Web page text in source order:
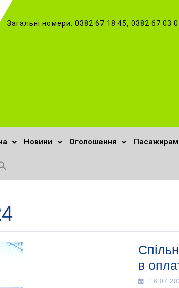
Загальні номери: 0382 67 18 45, 0382 67
Новини Оголошення Пасажирам
в